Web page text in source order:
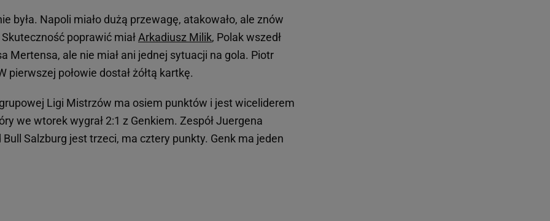
była. Napoli miało dużą przewagę, atakowało, ale znów
poprawić miał Arkadiusz Milik, Polak wszedł
Mertensa, ale nie miał ani jednej sytuacji na gola. Piotr
pierwszej połowie dostał żółtą kartkę.
Ligi Mistrzów ma osiem punktów i jest wiceliderem
we wtorek wygrał 2:1 z Genkiem. Zespół Juergena
Salzburg jest trzeci, ma cztery punkty. Genk ma jeden